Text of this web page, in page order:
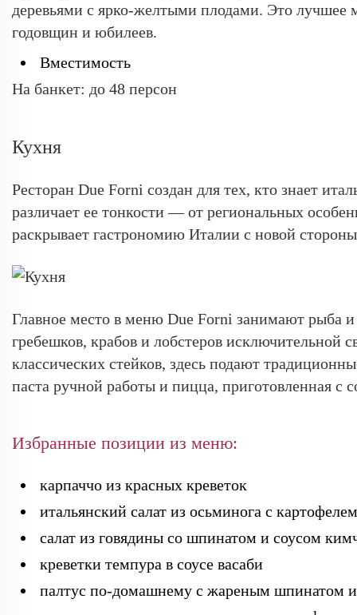
деревьями с ярко-желтыми плодами. Это лучшее
годовщин и юбилеев.
Вместимость
На банкет: до 48 персон
Кухня
Ресторан Due Forni создан для тех, кто знает
различает ее тонкости — от региональных
раскрывает гастрономию Италии с новой
Главное место в меню Due Forni занимают рыба
гребешков, крабов и лобстеров
классических стейков, здесь подают
паста ручной работы и пицца, приготовленная с
Избранные позиции из меню:
карпаччо из красных креветок
итальянский салат из осьминога с
салат из говядины со шпинатом и соусом
креветки темпура в соусе васаби
палтус по-домашнему с жареным шпинатом